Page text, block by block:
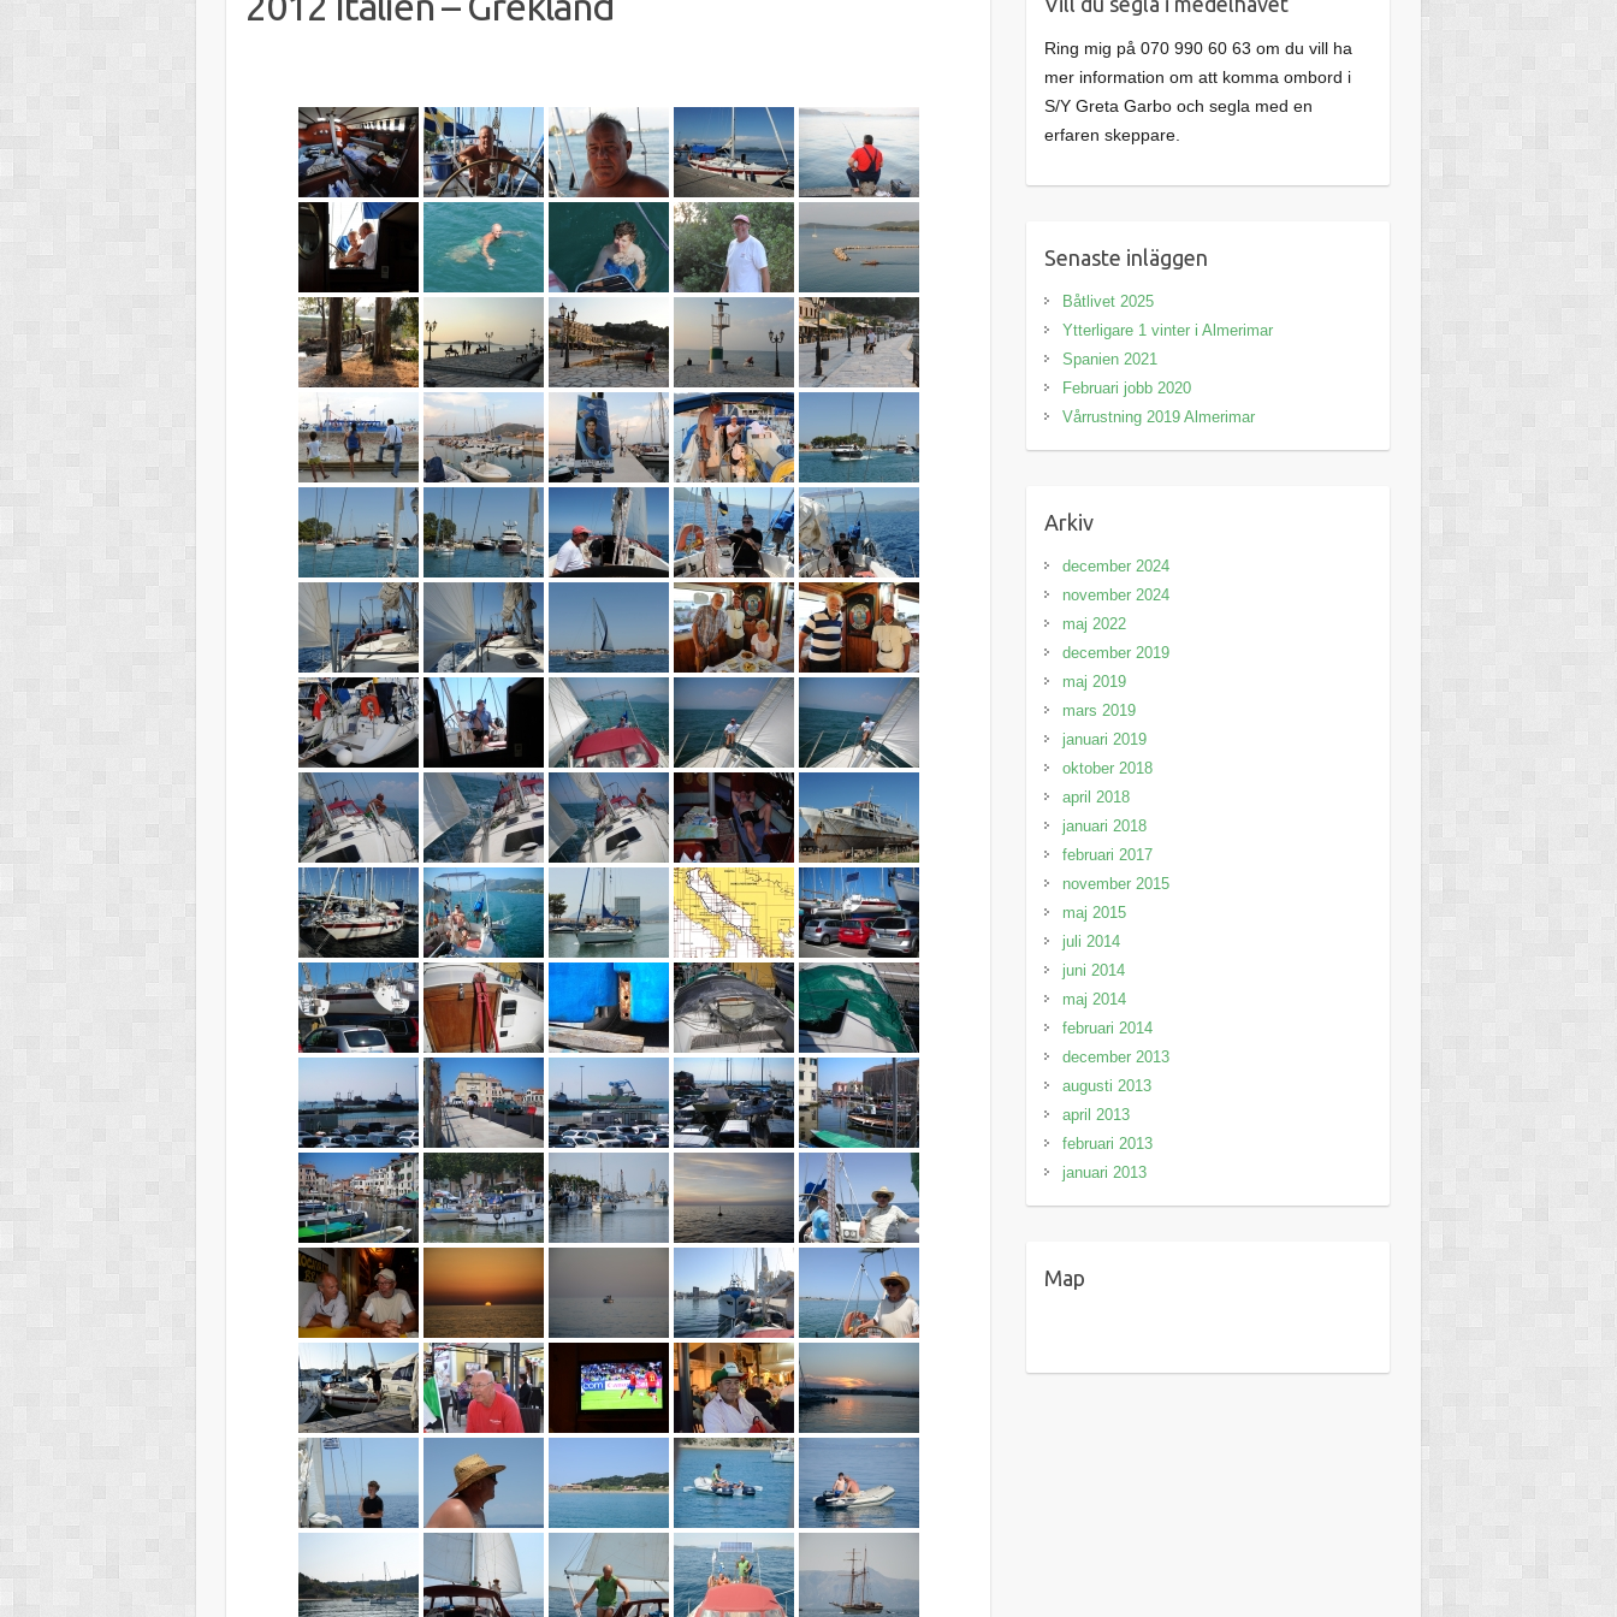
Ring mig på 070 990 60 63 om du vill ha
mer information om att komma ombord i
S/Y Greta Garbo och segla med en
erfaren skeppare.
Senaste inläggen
Båtlivet 2025
Ytterligare 1 vinter i Almerimar
Spanien 2021
Februari jobb 2020
Vårrustning 2019 Almerimar
Arkiv
december 2024
november 2024
maj 2022
december 2019
maj 2019
mars 2019
januari 2019
oktober 2018
april 2018
januari 2018
februari 2017
november 2015
maj 2015
juli 2014
juni 2014
maj 2014
februari 2014
december 2013
augusti 2013
april 2013
februari 2013
januari 2013
Map